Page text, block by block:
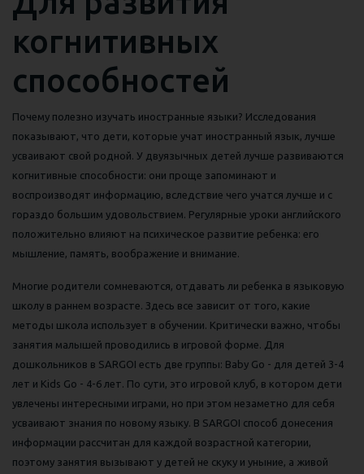
когнитивных
способностей
Почему полезно изучать иностранные языки? Исследования
показывают, что дети, которые учат иностранный язык, лучше
усваивают свой родной. У двуязычных детей лучше развиваются
когнитивные способности: они проще запоминают и
воспроизводят информацию, вследствие чего учатся лучше и с
гораздо большим удовольствием. Регулярные уроки английского
положительно влияют на психическое развитие ребенка: его
мышление, память, воображение и внимание.
Многие родители сомневаются, отдавать ли ребенка в языковую
школу в раннем возрасте. Здесь все зависит от того, какие
методы школа использует в обучении. Критически важно, чтобы
занятия малышей проводились в игровой форме. Для
дошкольников в SARGOI есть две группы: Baby Go - для детей 3-4
лет и Kids Go - 4-6 лет. По сути, это игровой клуб, в котором дети
увлечены интересными играми, но при этом незаметно для себя
усваивают знания по новому языку. В SARGOI способ донесения
информации рассчитан для каждой возрастной категории,
поэтому занятия вызывают у детей не скуку и уныние, а живой